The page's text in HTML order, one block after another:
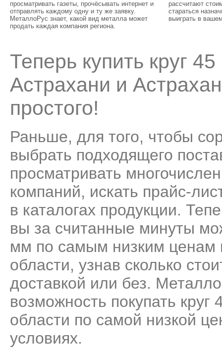
просматривать газеты, прочёсывать интернет и
отправлять каждому одну и ту же заявку.
МеталлоРус знает, какой вид металла может
продать каждая компания региона.
рассчитают
стараться
выиграть в
Теперь купить круг
Астрахани и
простого!
Раньше, для того, чтобы
выбрать подходящего
просматривать
компаний, искать прайс-
в каталогах продукции.
вы за считанные минуты
мм по самым низким ценам
области, узнав сколько
доставкой или без.
возможность покупать
области по самой низкой
условиях.